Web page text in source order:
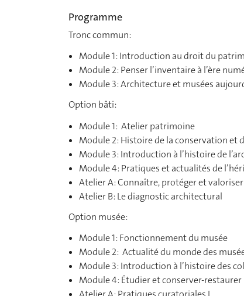
Programme
Tronc commun:
Module 1: Introduction au droit du
Module 2: Penser l’inventaire à l’ère
Module 3: Architecture et musées
Option bâti:
Module 1: Atelier patrimoine
Module 2: Histoire de la conservation et
Module 3: Introduction à l’histoire de
Module 4: Pratiques et actualités de
Atelier A: Connaître, protéger et
Atelier B: Le diagnostic architectural
Option musée:
Module 1: Fonctionnement du musée
Module 2: Actualité du monde des
Module 3: Introduction à l’histoire des
Module 4: Étudier et conserver-restaurer